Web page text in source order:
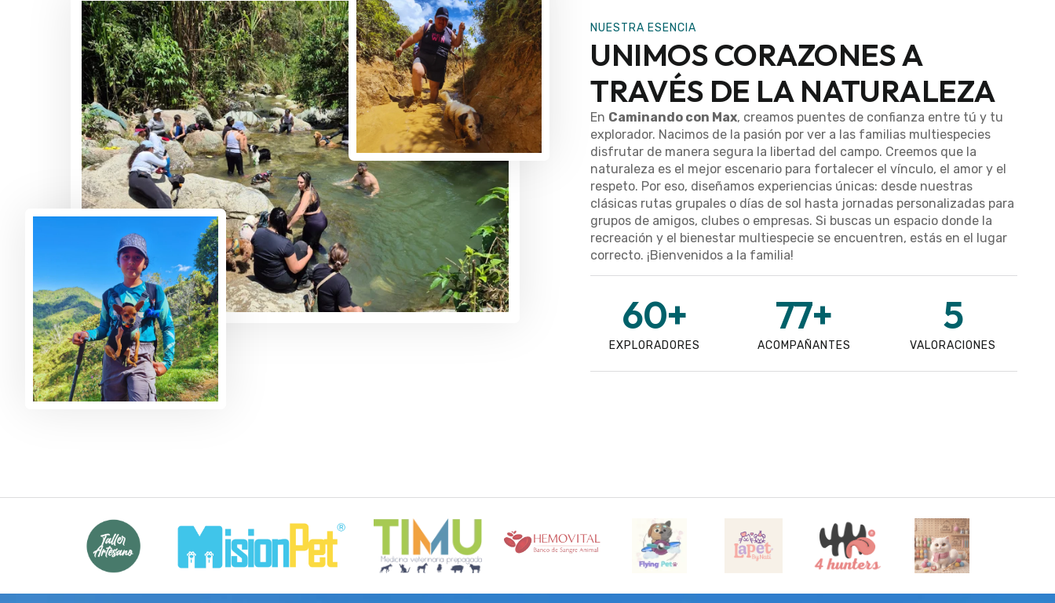
NUESTRA ESENCIA
UNIMOS CORAZONES A
TRAVÉS DE LA NATURALEZA
En Caminando con Max, creamos puentes de confianza entre tú y tu
explorador. Nacimos de la pasión por ver a las familias multiespecies
disfrutar de manera segura la libertad del campo. Creemos que la
naturaleza es el mejor escenario para fortalecer el vínculo, el amor y el
respeto. Por eso, diseñamos experiencias únicas: desde nuestras
clásicas rutas grupales o días de sol hasta jornadas personalizadas para
grupos de amigos, clubes o empresas. Si buscas un espacio donde la
recreación y el bienestar multiespecie se encuentren, estás en el lugar
correcto. ¡Bienvenidos a la familia!
EXPLORADORES
60+
ACOMPAÑANTES
77+
VALORACIONES
5